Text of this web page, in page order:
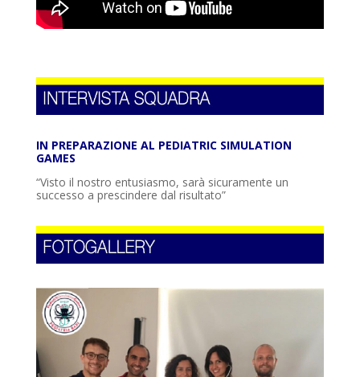
IN PREPARAZIONE AL PEDIATRIC SIMULATION
GAMES
“Visto il nostro entusiasmo, sarà sicuramente un
successo a prescindere dal risultato”